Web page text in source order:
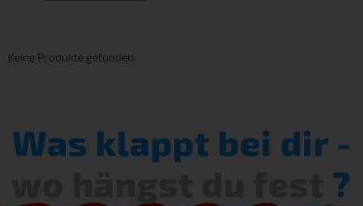
Keine Produkte gefunden.
Was klappt bei dir -
?